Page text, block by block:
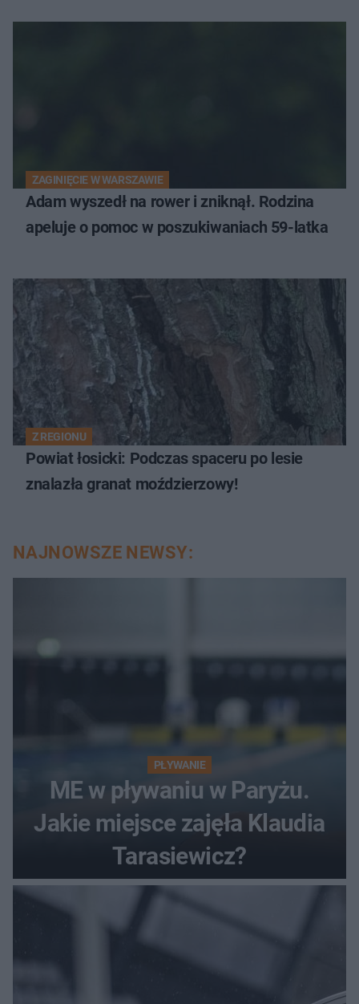
ZAGINIĘCIE W WARSZAWIE
Adam wyszedł na rower i zniknął. Rodzina
apeluje o pomoc w poszukiwaniach 59-latka
Z REGIONU
Powiat łosicki: Podczas spaceru po lesie
znalazła granat moździerzowy!
NAJNOWSZE NEWSY:
PŁYWANIE
ME w pływaniu w Paryżu.
Jakie miejsce zajęła Klaudia
Tarasiewicz?